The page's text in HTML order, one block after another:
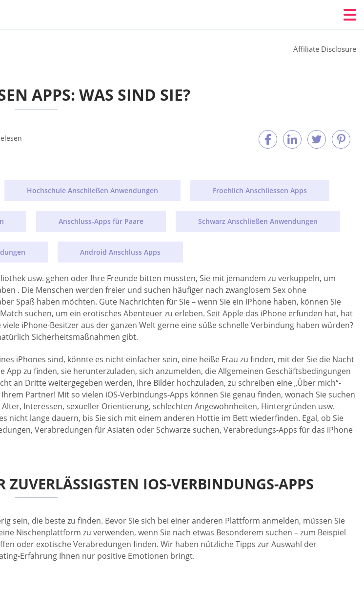
Affiliate Disclosure
APPS: WAS SIND SIE?
Hochschule Anschließen Anwendungen Froehlich Anschliessen Apps
Anschluss-Apps für Paare Schwarz Anschließen Anwendungen
Android Anschluss Apps
usw. gehen oder Ihre Freunde bitten mussten, Sie mit jemandem zu verkuppeln, um
. Die Menschen werden freier und suchen häufiger nach zwanglosem Sex ohne
Spaß haben möchten. Gute Nachrichten für Sie – wenn Sie ein iPhone haben, können Sie
suchen, um ein erotisches Abenteuer zu erleben. Seit Apple das iPhone erfunden hat, hat
iPhone-Besitzer aus der ganzen Welt gerne eine süße schnelle Verbindung haben würden?
Sicherheitsmaßnahmen gibt.
iPhones sind, könnte es nicht einfacher sein, eine heiße Frau zu finden, mit der Sie die Nacht
zu finden, sie herunterzuladen, sich anzumelden, die Allgemeinen Geschäftsbedingungen
an Dritte weitergegeben werden, Ihre Bilder hochzuladen, zu schreiben eine „Über mich“-
Partner! Mit so vielen iOS-Verbindungs-Apps können Sie genau finden, wonach Sie suchen
Interessen, sexueller Orientierung, schlechten Angewohnheiten, Hintergründen usw.
nicht lange dauern, bis Sie sich mit einem anderen Hottie im Bett wiederfinden. Egal, ob Sie
Verabredungen für Asiaten oder Schwarze suchen, Verabredungs-Apps für das iPhone
IOS-VERBINDUNGS-APPS
sein, die beste zu finden. Bevor Sie sich bei einer anderen Plattform anmelden, müssen Sie
Nischenplattform zu verwenden, wenn Sie nach etwas Besonderem suchen – zum Beispiel
oder exotische Verabredungen finden. Wir haben nützliche Tipps zur Auswahl der
Erfahrung Ihnen nur positive Emotionen bringt.